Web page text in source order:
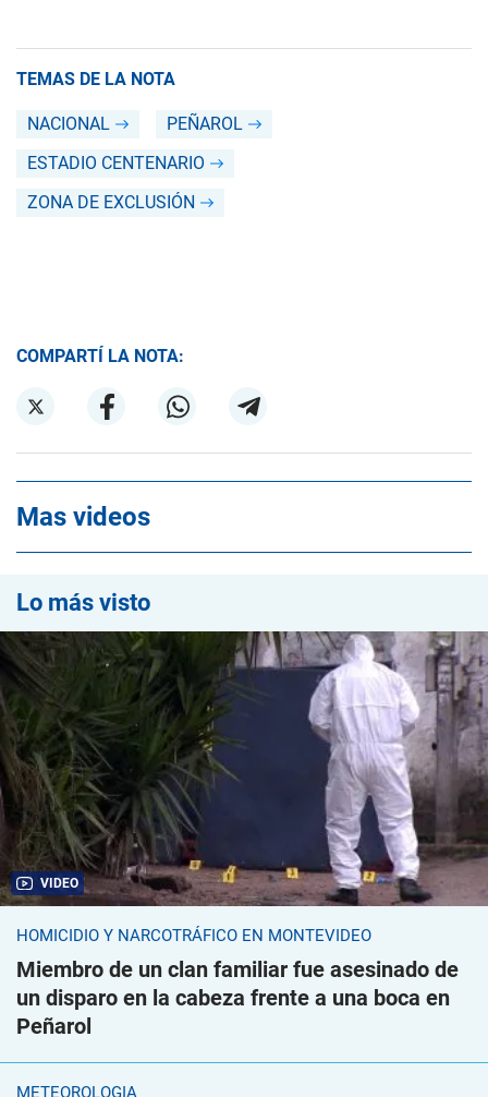
TEMAS DE LA NOTA
NACIONAL
PEÑAROL
ESTADIO CENTENARIO
ZONA DE EXCLUSIÓN
COMPARTÍ LA NOTA:
Mas videos
Lo más visto
VIDEO
HOMICIDIO Y NARCOTRÁFICO EN MONTEVIDEO
Miembro de un clan familiar fue asesinado de
un disparo en la cabeza frente a una boca en
Peñarol
METEOROLOGÍA